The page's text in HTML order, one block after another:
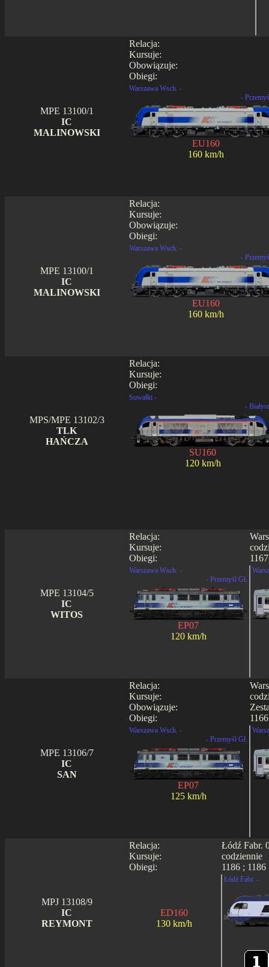
Relacja:
Kursuje:
Obowiązuje:
Obiegi:
MPE 13100/1
IC
MALINOWSKI
Warszawa Wsch. -
-
EU160
160 km/h
Relacja:
Kursuje:
Obowiązuje:
Obiegi:
MPE 13100/1
IC
MALINOWSKI
Warszawa Wsch. -
-
EU160
160 km/h
Relacja:
Kursuje:
Obiegi:
MPS/MPE 13102/3
TLK
HAŃCZA
Suwałki -
-
SU160
120 km/h
Relacja:
Kursuje:
Obiegi:
MPE 13104/5
IC
WITOS
Warszawa Wsch. -
- Przemyśl Gł.
EP07
120 km/h
Relacja:
Kursuje:
Obowiązuje:
Obiegi:
MPE 13106/7
IC
SAN
Warszawa Wsch. -
- Przemyśl Gł.
EP07
125 km/h
Relacja:
Kursuje:
Obiegi:
Łódź Fabr.
codziennie
1186 ; 1186
MPJ 13108/9
IC
REYMONT
ED160
130 km/h
Łódź Fabr. -